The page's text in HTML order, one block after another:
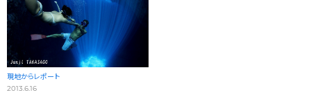
現地からレポート
2013.6.16